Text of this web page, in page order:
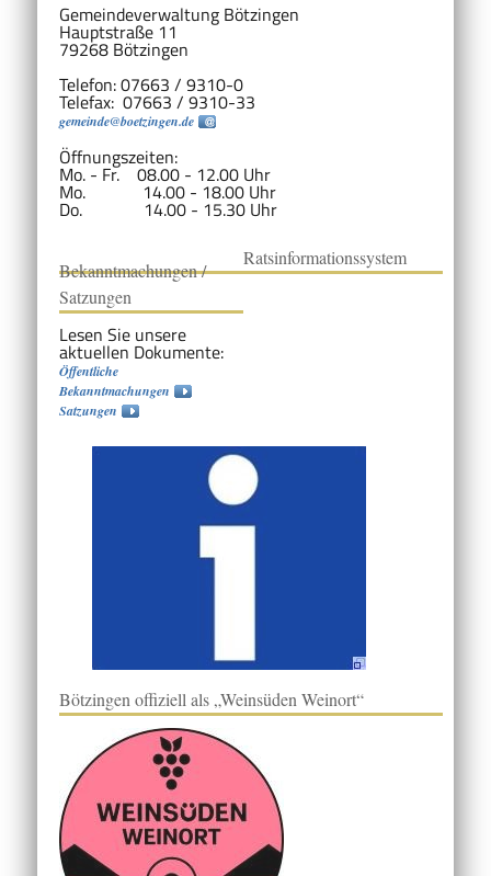
Gemeindeverwaltung Bötzingen
Hauptstraße 11
79268 Bötzingen
Telefon: 07663 / 9310-0
Telefax: 07663 / 9310-33
gemeinde@boetzingen.de
Öffnungszeiten:
Mo. - Fr. 08.00 - 12.00 Uhr
Mo. 14.00 - 18.00 Uhr
Do. 14.00 - 15.30 Uhr
Bekanntmachungen /
Satzungen
Lesen Sie unsere
aktuellen Dokumente:
Öffentliche
Bekanntmachungen
Satzungen
Ratsinformationssystem
Bötzingen offiziell als „Weinsüden Weinort“